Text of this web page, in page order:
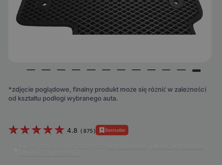
*zdjęcie poglądowe, finalny produkt może się różnić w zależności
od kształtu podłogi wybranego auta.
4.8 ( 875) Bestseller
Klienci doceniają produkt za: dopasowanie
łatwość czyszczenia